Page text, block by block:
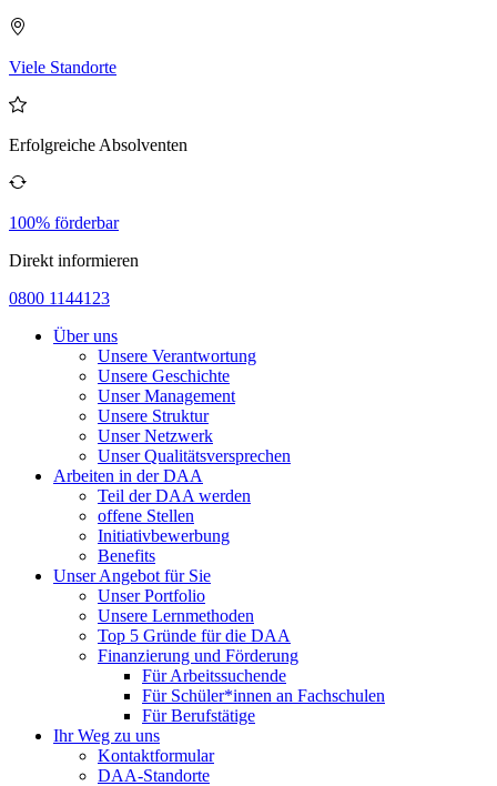
Viele Standorte
Erfolgreiche Absolventen
100% förderbar
Direkt informieren
0800 1144123
Über uns
Unsere Verantwortung
Unsere Geschichte
Unser Management
Unsere Struktur
Unser Netzwerk
Unser Qualitätsversprechen
Arbeiten in der DAA
Teil der DAA werden
offene Stellen
Initiativbewerbung
Benefits
Unser Angebot für Sie
Unser Portfolio
Unsere Lernmethoden
Top 5 Gründe für die DAA
Finanzierung und Förderung
Für Arbeitssuchende
Für Schüler*innen an Fachschulen
Für Berufstätige
Ihr Weg zu uns
Kontaktformular
DAA-Standorte